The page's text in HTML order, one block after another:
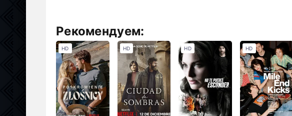
Рекомендуем:
HD HD HD HD